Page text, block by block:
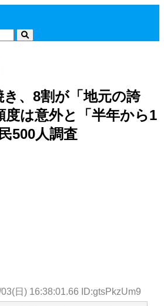
き、8割が「地元の誇
は意外と「半年から1
500人調査
日) 16:38:01.66 ID:gtsPkzUm9